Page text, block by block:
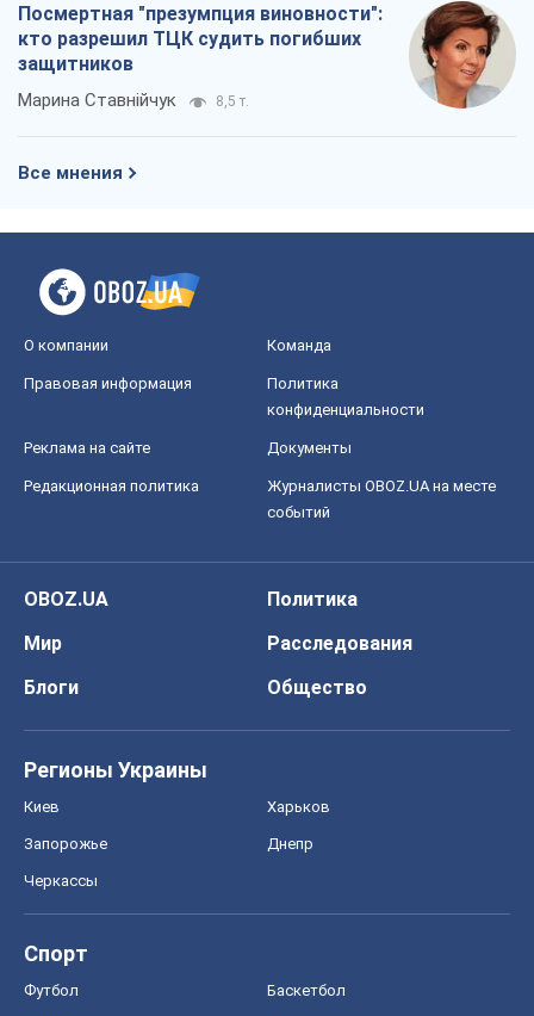
Посмертная "презумпция виновности":
кто разрешил ТЦК судить погибших
защитников
Марина Ставнійчук 8,5 т.
Все мнения
О компании Команда
Правовая информация
Политика
конфиденциальности
Реклама на сайте Документы
Редакционная политика
Журналисты OBOZ.UA на месте
событий
OBOZ.UA
Политика
Мир
Расследования
Блоги
Общество
Регионы Украины
Киев Харьков
Запорожье Днепр
Черкассы
Спорт
Футбол Баскетбол